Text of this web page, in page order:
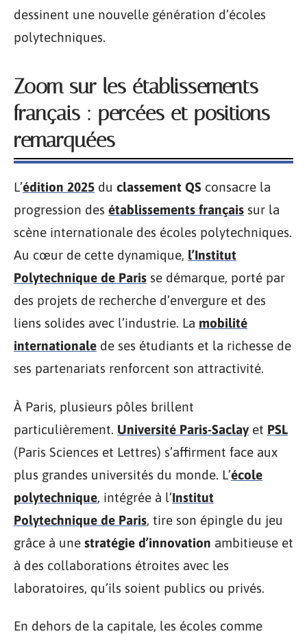
dessinent une nouvelle génération d’écoles
polytechniques.
Zoom sur les établissements
français : percées et positions
remarquées
L’édition 2025 du classement QS consacre la
progression des établissements français sur la
scène internationale des écoles polytechniques.
Au cœur de cette dynamique, l’Institut
Polytechnique de Paris se démarque, porté par
des projets de recherche d’envergure et des
liens solides avec l’industrie. La mobilité
internationale de ses étudiants et la richesse de
ses partenariats renforcent son attractivité.
À Paris, plusieurs pôles brillent
particulièrement. Université Paris-Saclay et PSL
(Paris Sciences et Lettres) s’affirment face aux
plus grandes universités du monde. L’école
polytechnique, intégrée à l’Institut
Polytechnique de Paris, tire son épingle du jeu
grâce à une stratégie d’innovation ambitieuse et
à des collaborations étroites avec les
laboratoires, qu’ils soient publics ou privés.
En dehors de la capitale, les écoles comme